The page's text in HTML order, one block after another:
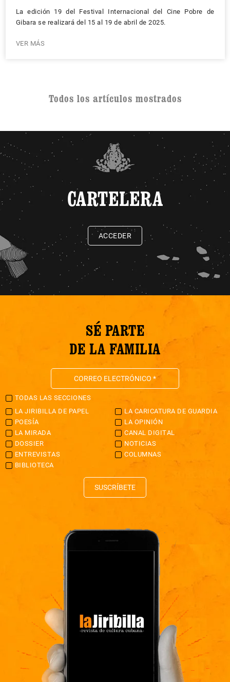
La edición 19 del Festival Internacional del Cine Pobre de
Gibara se realizará del 15 al 19 de abril de 2025.
VER MÁS
Todos los artículos mostrados
CARTELERA
ACCEDER
SÉ PARTE
DE LA FAMILIA
TODAS LAS SECCIONES
LA JIRIBILLA DE PAPEL
LA CARICATURA DE GUARDIA
POESÍA
LA OPINIÓN
LA MIRADA
CANAL DIGITAL
DOSSIER
NOTICIAS
ENTREVISTAS
COLUMNAS
BIBLIOTECA
SUSCRÍBETE